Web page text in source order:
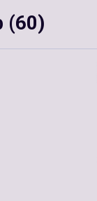
(60)